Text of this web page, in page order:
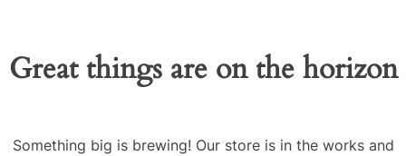
Great things are on the horizon
Something big is brewing! Our store is in the works and